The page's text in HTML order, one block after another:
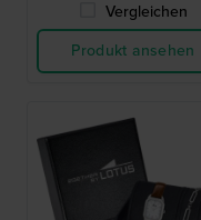
Vergleichen
Produkt ansehen